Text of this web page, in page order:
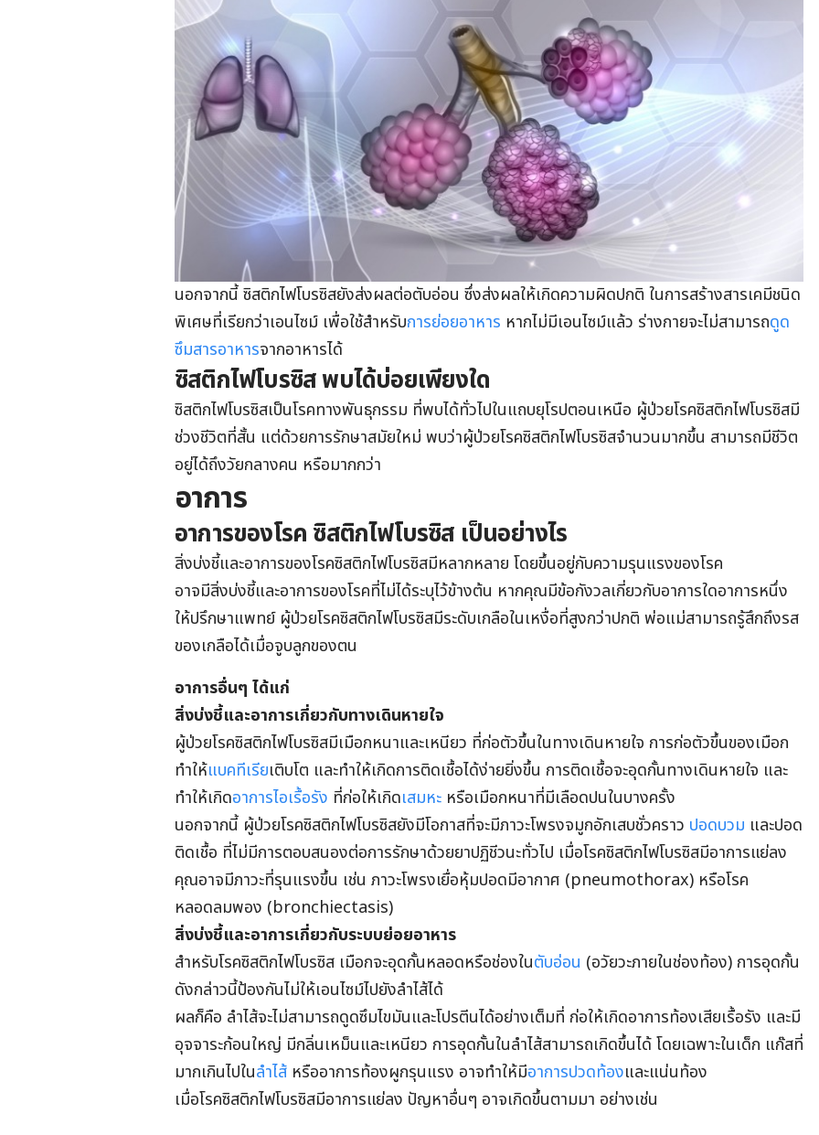
นอกจากนี้ ซิสติกไฟโบรซิสยังส่งผลต่อตับอ่อน ซึ่งส่งผลให้เกิดความผิดปกติ ในการสร้างสารเคมีชนิด
พิเศษที่เรียกว่าเอนไซม์ เพื่อใช้สำหรับการย่อยอาหาร หากไม่มีเอนไซม์แล้ว ร่างกายจะไม่สามารถดูด
ซึมสารอาหารจากอาหารได้
ซิสติกไฟโบรซิส พบได้บ่อยเพียงใด
ซิสติกไฟโบรซิสเป็นโรคทางพันธุกรรม ที่พบได้ทั่วไปในแถบยุโรปตอนเหนือ ผู้ป่วยโรคซิสติกไฟโบรซิสมี
ช่วงชีวิตที่สั้น แต่ด้วยการรักษาสมัยใหม่ พบว่าผู้ป่วยโรคซิสติกไฟโบรซิสจำนวนมากขึ้น สามารถมีชีวิต
อยู่ได้ถึงวัยกลางคน หรือมากกว่า
อาการ
อาการของโรค ซิสติกไฟโบรซิส เป็นอย่างไร
สิ่งบ่งชี้และอาการของโรคซิสติกไฟโบรซิสมีหลากหลาย โดยขึ้นอยู่กับความรุนแรงของโรค
อาจมีสิ่งบ่งชี้และอาการของโรคที่ไม่ได้ระบุไว้ข้างต้น หากคุณมีข้อกังวลเกี่ยวกับอาการใดอาการหนึ่ง
ให้ปรึกษาแพทย์ ผู้ป่วยโรคซิสติกไฟโบรซิสมีระดับเกลือในเหงื่อที่สูงกว่าปกติ พ่อแม่สามารถรู้สึกถึงรส
ของเกลือได้เมื่อจูบลูกของตน
อาการอื่นๆ ได้แก่
สิ่งบ่งชี้และอาการเกี่ยวกับทางเดินหายใจ
ผู้ป่วยโรคซิสติกไฟโบรซิสมีเมือกหนาและเหนียว ที่ก่อตัวขึ้นในทางเดินหายใจ การก่อตัวขึ้นของเมือก
ทำให้แบคทีเรียเติบโต และทำให้เกิดการติดเชื้อได้ง่ายยิ่งขึ้น การติดเชื้อจะอุดกั้นทางเดินหายใจ และ
ทำให้เกิดอาการไอเรื้อรัง ที่ก่อให้เกิดเสมหะ หรือเมือกหนาที่มีเลือดปนในบางครั้ง
นอกจากนี้ ผู้ป่วยโรคซิสติกไฟโบรซิสยังมีโอกาสที่จะมีภาวะโพรงจมูกอักเสบชั่วคราว ปอดบวม และปอด
ติดเชื้อ ที่ไม่มีการตอบสนองต่อการรักษาด้วยยาปฏิชีวนะทั่วไป เมื่อโรคซิสติกไฟโบรซิสมีอาการแย่ลง
คุณอาจมีภาวะที่รุนแรงขึ้น เช่น ภาวะโพรงเยื่อหุ้มปอดมีอากาศ (pneumothorax) หรือโรค
หลอดลมพอง (bronchiectasis)
สิ่งบ่งชี้และอาการเกี่ยวกับระบบย่อยอาหาร
สำหรับโรคซิสติกไฟโบรซิส เมือกจะอุดกั้นหลอดหรือช่องในตับอ่อน (อวัยวะภายในช่องท้อง) การอุดกั้น
ดังกล่าวนี้ป้องกันไม่ให้เอนไซม์ไปยังลำไส้ได้
ผลก็คือ ลำไส้จะไม่สามารถดูดซึมไขมันและโปรตีนได้อย่างเต็มที่ ก่อให้เกิดอาการท้องเสียเรื้อรัง และมี
อุจจาระก้อนใหญ่ มีกลิ่นเหม็นและเหนียว การอุดกั้นในลำไส้สามารถเกิดขึ้นได้ โดยเฉพาะในเด็ก แก๊สที่
มากเกินไปในลำไส้ หรืออาการท้องผูกรุนแรง อาจทำให้มีอาการปวดท้องและแน่นท้อง
เมื่อโรคซิสติกไฟโบรซิสมีอาการแย่ลง ปัญหาอื่นๆ อาจเกิดขึ้นตามมา อย่างเช่น